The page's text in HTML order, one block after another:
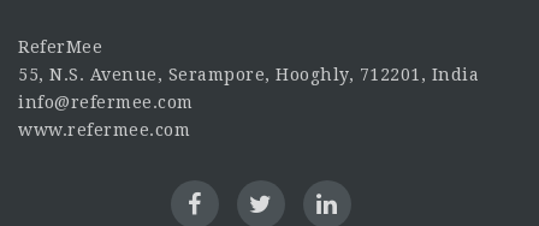
ReferMee
55, N.S. Avenue, Serampore, Hooghly, 712201, India
info@refermee.com
www.refermee.com